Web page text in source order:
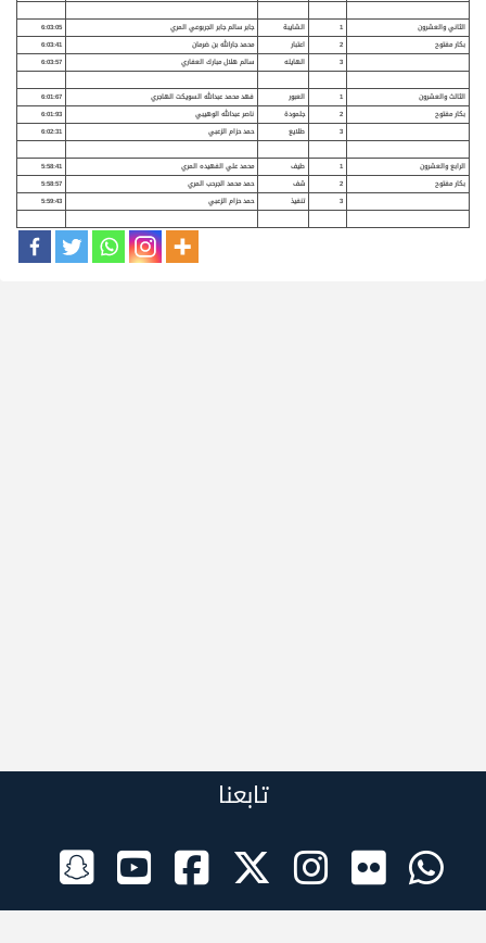
الثاني والعشرون 1 الشايبة جابر سالم جابر الجربوعي المري
6:03:05
بكار مفتوح
2 اعتبار محمد جارالله بن ضرمان
6:03:41
3
الهايله سالم هلال مبارك العفاري 6:03:57
الثالث والعشرون 1 العبور فهد محمد عبدالله السويكت الهاجري
6:01:67
بكار مفتوح
2 جلمودة ناصر عبدالله الوهيبي
6:01:93
3
طلايع حمد حزام الزعبي 6:02:31
الرابع والعشرون 1 طيف محمد علي الفهيده المري
5:58:41
بكار مفتوح
2 شف حمد محمد الجرحب المري
5:58:57
3
تنفيذ حمد حزام الزعبي 5:59:43
تابعنا